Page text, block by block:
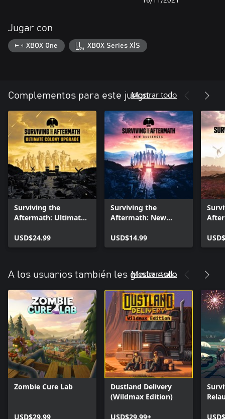
Jugar con
XBOX One XBOX Series X|S
Complementos para este juegoMostrar todo
Surviving the
Aftermath: Ultimate
USD$24.99
Surviving the
Aftermath: New
USD$14.99
A los usuarios también les gusta esto
Mostrar todo
Zombie Cure Lab
USD$29.99
Dustland Delivery
(Wildmax Edition)
USD$29.99+